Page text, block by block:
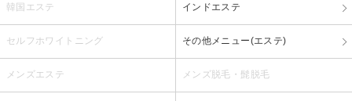
韓国エステ インドエステ
セルフホワイトニング その他メニュー(エステ)
メンズエステ メンズ脱毛・髭脱毛